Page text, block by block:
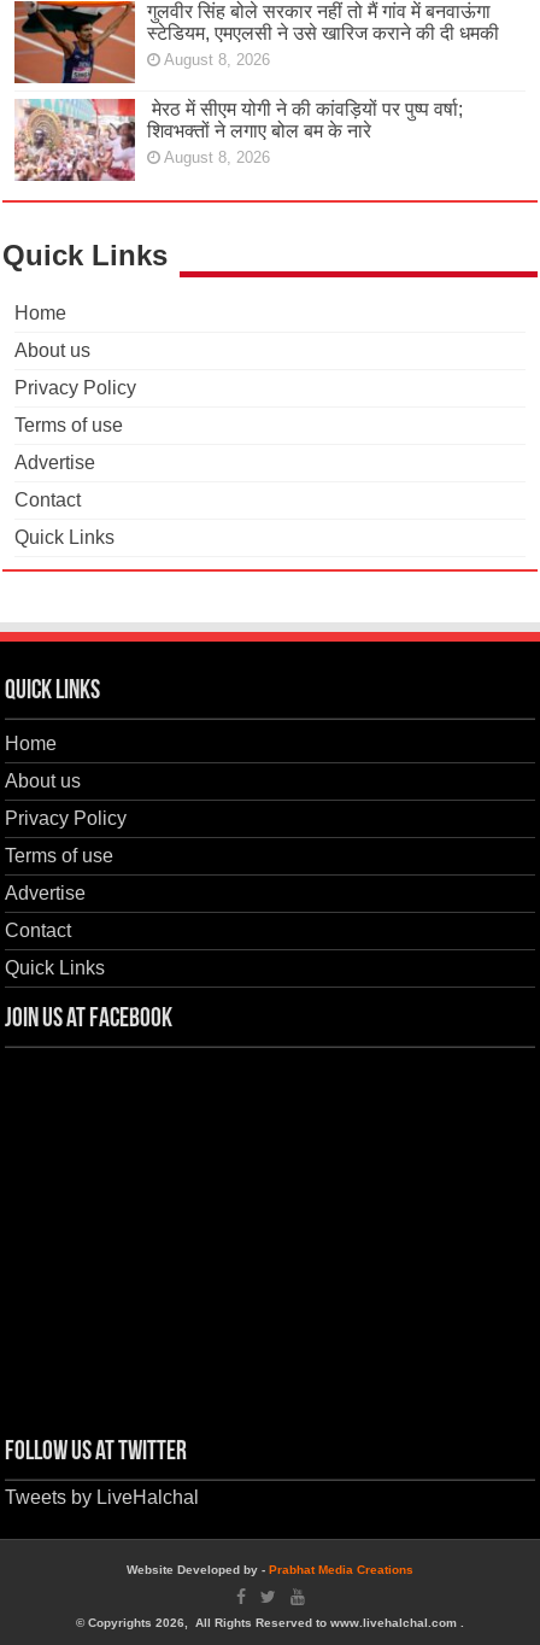
गुलवीर सिंह बोले सरकार नहीं तो मैं गांव में बनवाऊंगा
स्टेडियम, एमएलसी ने उसे खारिज कराने की दी धमकी
August 8, 2026
मेरठ में सीएम योगी ने की कांवड़ियों पर पुष्प वर्षा;
शिवभक्तों ने लगाए बोल बम के नारे
August 8, 2026
Quick Links
Home
About us
Privacy Policy
Terms of use
Advertise
Contact
Quick Links
Quick Links
Home
About us
Privacy Policy
Terms of use
Advertise
Contact
Quick Links
Join us at Facebook
Follow us at Twitter
Tweets by LiveHalchal
Website Developed by - Prabhat Media Creations
© Copyrights 2026, All Rights Reserved to www.livehalchal.com .